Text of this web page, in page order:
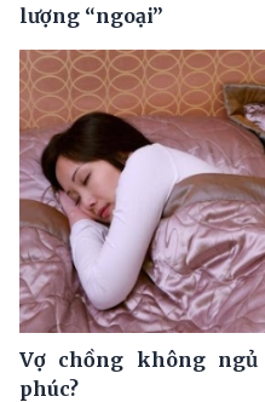
lượng “ngoại”
Vợ chồng không
phúc?